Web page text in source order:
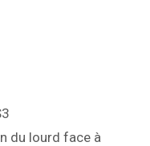
du lourd face à